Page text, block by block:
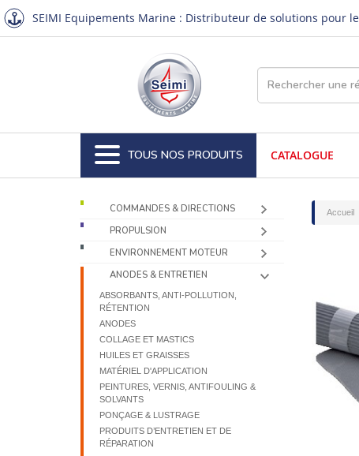
SEIMI Equipements Marine : Distributeur de solutions pour
TOUS NOS PRODUITS CATALOGUE
COMMANDES & DIRECTIONS
PROPULSION
ENVIRONNEMENT MOTEUR
ANODES & ENTRETIEN
ABSORBANTS, ANTI-POLLUTION,
RÉTENTION
ANODES
COLLAGE ET MASTICS
HUILES ET GRAISSES
MATÉRIEL D'APPLICATION
PEINTURES, VERNIS, ANTIFOULING &
SOLVANTS
PONÇAGE & LUSTRAGE
PRODUITS D’ENTRETIEN ET DE
RÉPARATION
Accueil